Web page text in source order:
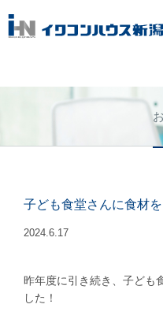
子ども食堂さんに食材
2024.6.17
昨年度に引き続き、子ども
した！